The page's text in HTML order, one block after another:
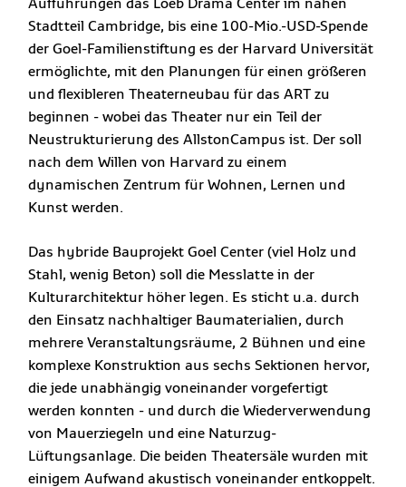
Stadtteil Cambridge, bis eine 100-Mio.-USD-Spende
der Goel-Familienstiftung es der Harvard Universität
ermöglichte, mit den Planungen für einen größeren
und flexibleren Theaterneubau für das ART zu
beginnen - wobei das Theater nur ein Teil der
Neustrukturierung des AllstonCampus ist. Der soll
nach dem Willen von Harvard zu einem
dynamischen Zentrum für Wohnen, Lernen und
Kunst werden.
Das hybride Bauprojekt Goel Center (viel Holz und
Stahl, wenig Beton) soll die Messlatte in der
Kulturarchitektur höher legen. Es sticht u.a. durch
den Einsatz nachhaltiger Baumaterialien, durch
mehrere Veranstaltungsräume, 2 Bühnen und eine
komplexe Konstruktion aus sechs Sektionen hervor,
die jede unabhängig voneinander vorgefertigt
werden konnten - und durch die Wiederverwendung
von Mauerziegeln und eine Naturzug-
Lüftungsanlage. Die beiden Theatersäle wurden mit
einigem Aufwand akustisch voneinander entkoppelt.